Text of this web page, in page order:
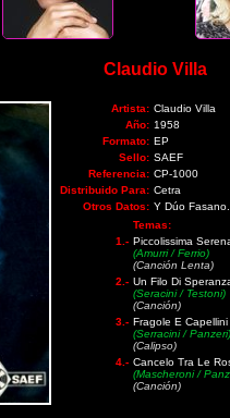
Claudio Villa
Artista: Claudio Villa
Año: 1958
Formato: EP
Sello: SAEF
Referencia: CP-1000
Distribuido Para: Cetra
Otros Datos: Y Dúo
Temas:
1.- Piccolissima
(Amurri / Ferrio)
(Canción Lenta)
2.- Un Filo Di
(Seracini / Testoni)
(Canción)
3.- Fragole E Capellini
(Serracini / Panzeri)
(Calipso)
4.- Cancelo Tra Le
(Mascheroni /
(Canción)